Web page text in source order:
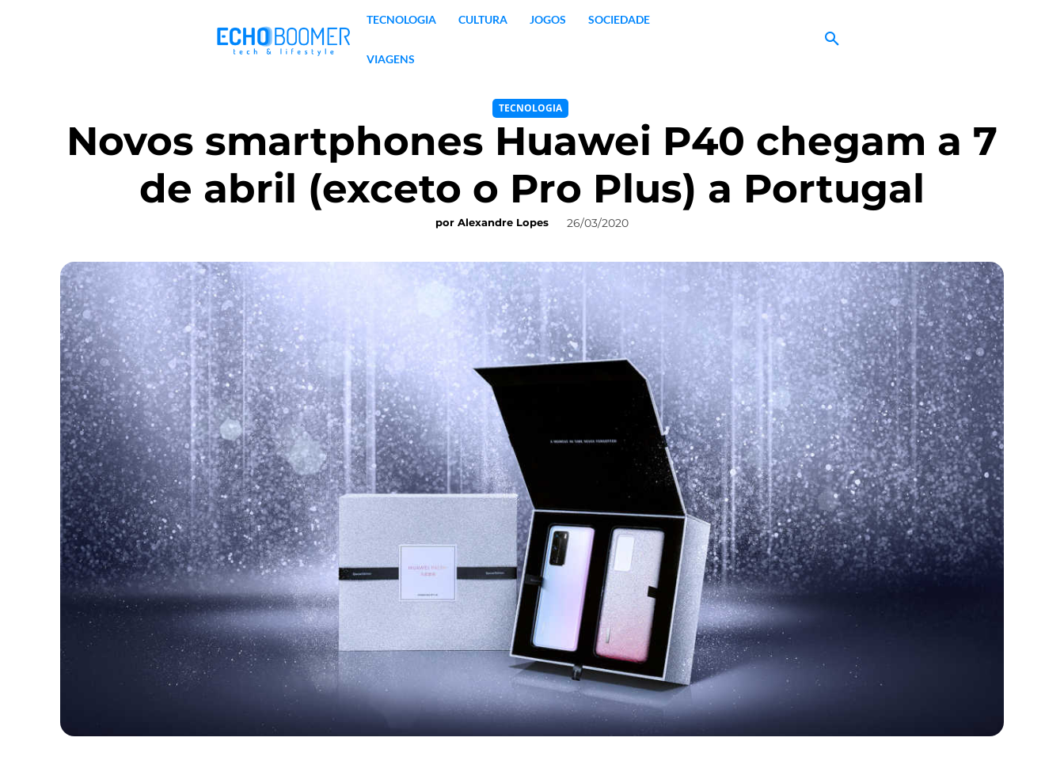
TECNOLOGIA CULTURA JOGOS SOCIEDADE
VIAGENS
TECNOLOGIA
Novos smartphones Huawei P40 chegam a 7
de abril (exceto o Pro Plus) a Portugal
por Alexandre Lopes 26/03/2020